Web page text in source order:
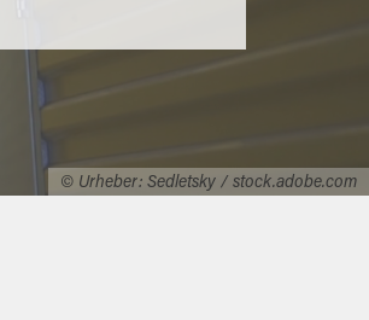
© Urheber: Sedletsky / stock.adobe.com